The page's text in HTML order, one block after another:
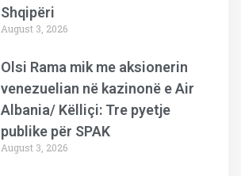
Shqipëri
August 3, 2026
Olsi Rama mik me aksionerin
venezuelian në kazinonë e Air
Albania/ Këlliçi: Tre pyetje
publike për SPAK
August 3, 2026